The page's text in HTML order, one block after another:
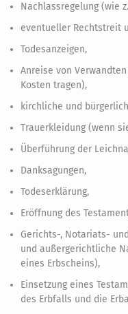
Nachlassregelung (wie
eventueller Rechtstreit
Todesanzeigen,
Anreise von
Kosten tragen),
kirchliche und
Trauerkleidung (wenn
Überführung der
Danksagungen,
Todeserklärung,
Eröffnung des
Gerichts-, Notariats-
und außergerichtliche
eines Erbscheins),
Einsetzung eines
des Erbfalls und die